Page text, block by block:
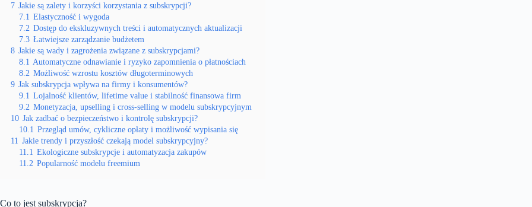
7 Jakie są zalety i korzyści korzystania z subskrypcji?
7.1 Elastyczność i wygoda
7.2 Dostęp do ekskluzywnych treści i automatycznych aktualizacji
7.3 Łatwiejsze zarządzanie budżetem
8 Jakie są wady i zagrożenia związane z subskrypcjami?
8.1 Automatyczne odnawianie i ryzyko zapomnienia o płatnościach
8.2 Możliwość wzrostu kosztów długoterminowych
9 Jak subskrypcja wpływa na firmy i konsumentów?
9.1 Lojalność klientów, lifetime value i stabilność finansowa firm
9.2 Monetyzacja, upselling i cross-selling w modelu subskrypcyjnym
10 Jak zadbać o bezpieczeństwo i kontrolę subskrypcji?
10.1 Przegląd umów, cykliczne opłaty i możliwość wypisania się
11 Jakie trendy i przyszłość czekają model subskrypcyjny?
11.1 Ekologiczne subskrypcje i automatyzacja zakupów
11.2 Popularność modelu freemium
Co to jest subskrypcja?